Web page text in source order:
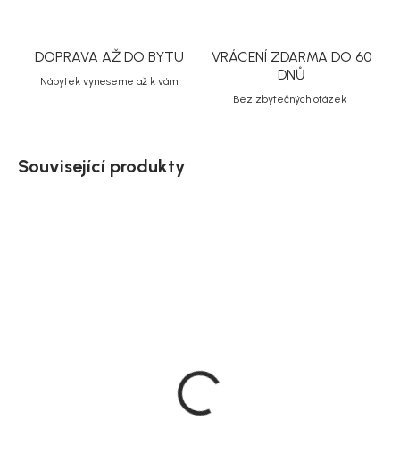
DOPRAVA AŽ DO BYTU
Nábytek vyneseme až k vám
VRÁCENÍ ZDARMA DO 60
DNŮ
Bez zbytečných otázek
Související produkty